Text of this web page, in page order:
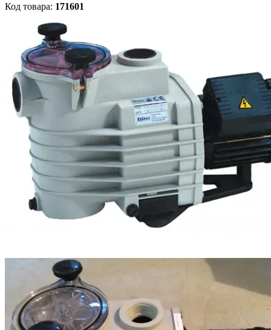
Код товара: 171601